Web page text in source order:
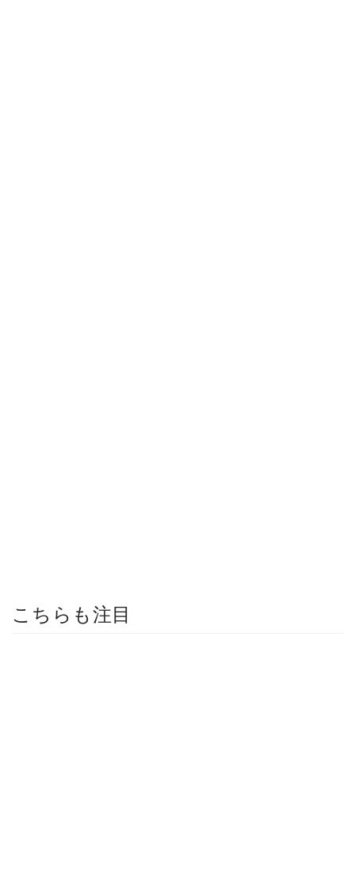
こちらも注目